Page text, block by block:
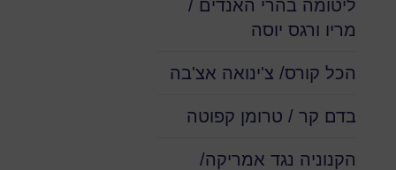
ליטומה בהרי האנדים /
מריו ורגס יוסה
הכל קורס/ צ'ינואה אצ'בה
בדם קר / טרומן קפוטה
הקנוניה נגד אמריקה/